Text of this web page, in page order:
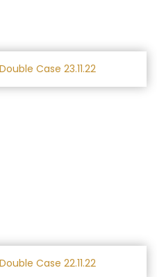
Case 23.11.22
Case 22.11.22